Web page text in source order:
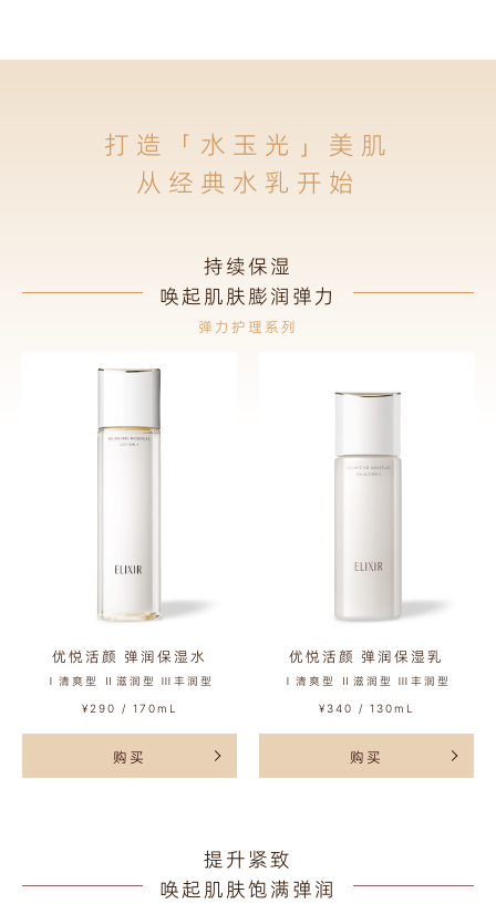
打造「水玉光」美肌
从 经 典 水 乳 开 始
持续保湿
唤起肌肤膨润弹力
弹力护理系列
优悦活颜 弹润保湿水
Ⅰ清爽型 Ⅱ滋润型 Ⅲ丰润型
¥290 / 170mL
购买
优悦活颜 弹润保湿乳
Ⅰ清爽型 Ⅱ滋润型 Ⅲ丰润型
¥340 / 130mL
购买
提升紧致
唤起肌肤饱满弹润